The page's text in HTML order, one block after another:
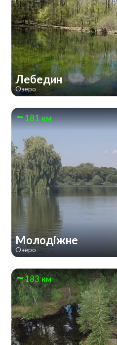
Лебедин
Озеро
181 км
Молодіжне
Озеро
183 км